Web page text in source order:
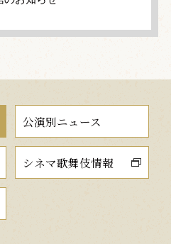
公演別ニュース
シネマ歌舞伎情報